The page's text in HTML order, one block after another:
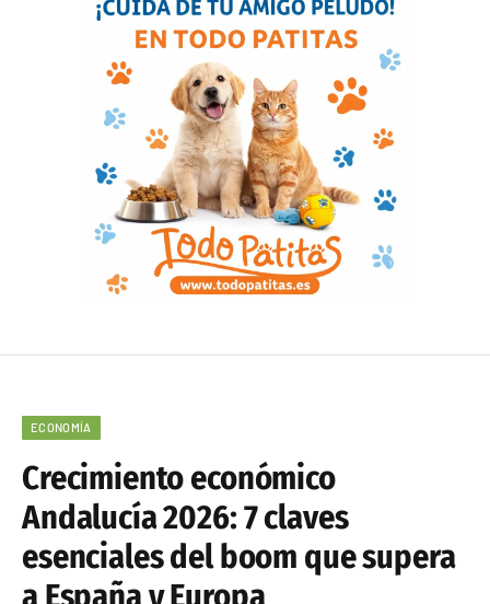
ECONOMÍA
Crecimiento económico
Andalucía 2026: 7 claves
esenciales del boom que supera
a España y Europa